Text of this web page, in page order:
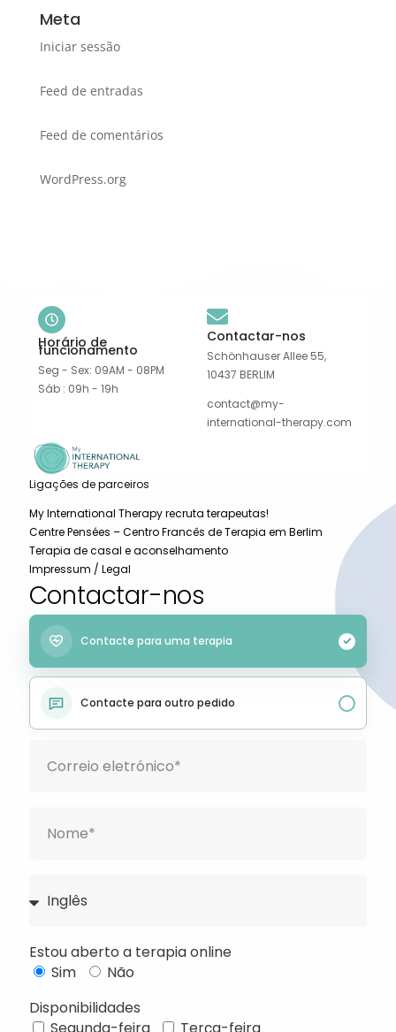
Meta
Iniciar sessão
Feed de entradas
Feed de comentários
WordPress.org
Horário de
funcionamento
Seg - Sex: 09AM - 08PM
Sáb : 09h - 19h
Contactar-nos
Schönhauser Allee 55,
10437 BERLIM
contact@my-
international-therapy.com
Ligações de parceiros
My International Therapy recruta terapeutas!
Centre Pensées – Centro Francês de Terapia em Berlim
Terapia de casal e aconselhamento
Impressum / Legal
Contactar-nos
Contacte para uma terapia
Contacte para outro pedido
Estou aberto a terapia online
Sim
Não
Disponibilidades